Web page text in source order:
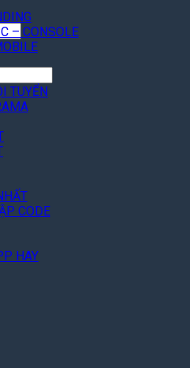
– CONSOLE
TUYỂN
CODE
HAY